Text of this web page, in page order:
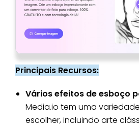
Principais Recursos:
Vários efeitos de esboço
Media.io tem uma
escolher, incluindo arte